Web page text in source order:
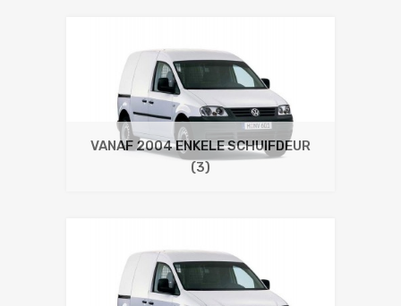
VANAF 2004 ENKELE SCHUIFDEUR
(3)